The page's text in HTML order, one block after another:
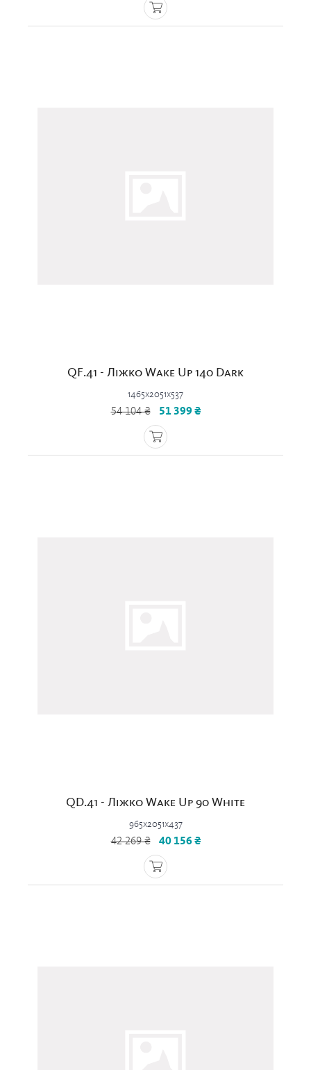
QF.41 - Ліжко Wake Up 140 Dark
1465x2051x537
54 104 ₴ 51 399 ₴
QD.41 - Ліжко Wake Up 90 White
965x2051x437
42 269 ₴ 40 156 ₴